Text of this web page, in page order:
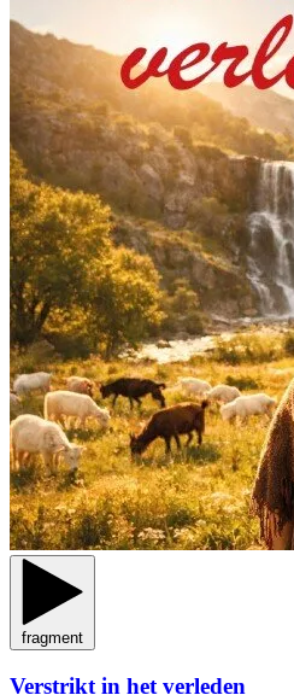
fragment
Verstrikt in het verleden